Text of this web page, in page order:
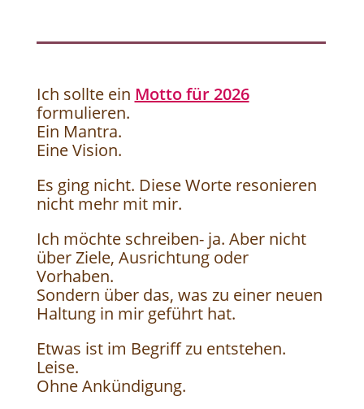
Ich sollte ein Motto für 2026
formulieren.
Ein Mantra.
Eine Vision.
Es ging nicht. Diese Worte resonieren
nicht mehr mit mir.
Ich möchte schreiben- ja. Aber nicht
über Ziele, Ausrichtung oder
Vorhaben.
Sondern über das, was zu einer neuen
Haltung in mir geführt hat.
Etwas ist im Begriff zu entstehen.
Leise.
Ohne Ankündigung.